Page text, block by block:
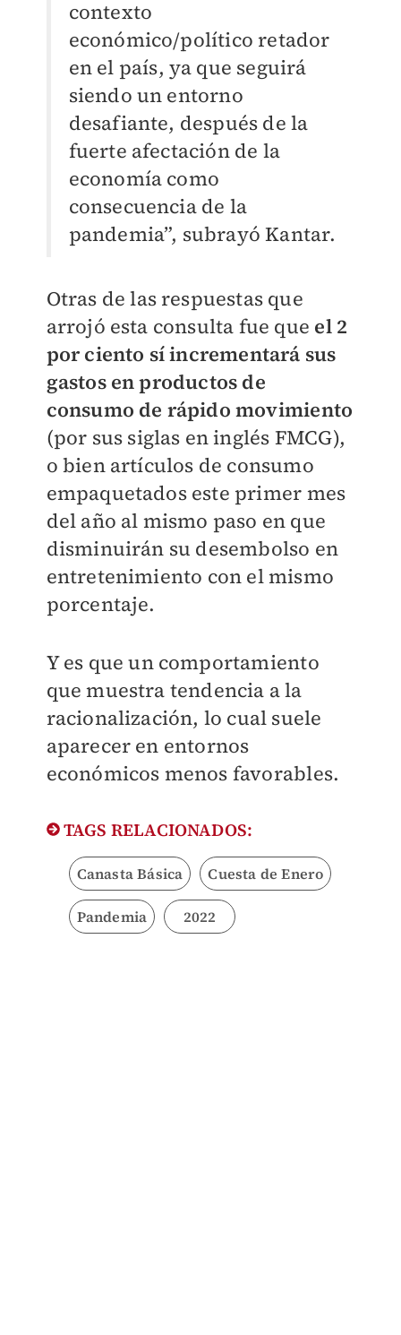
contexto
económico/político retador
en el país, ya que seguirá
siendo un entorno
desafiante, después de la
fuerte afectación de la
economía como
consecuencia de la
pandemia”, subrayó Kantar.
Otras de las respuestas que
arrojó esta consulta fue que el 2
por ciento sí incrementará sus
gastos en productos de
consumo de rápido movimiento
(por sus siglas en inglés FMCG),
o bien artículos de consumo
empaquetados este primer mes
del año al mismo paso en que
disminuirán su desembolso en
entretenimiento con el mismo
porcentaje.
Y es que un comportamiento
que muestra tendencia a la
racionalización, lo cual suele
aparecer en entornos
económicos menos favorables.
TAGS RELACIONADOS:
Canasta Básica Cuesta de Enero
Pandemia 2022